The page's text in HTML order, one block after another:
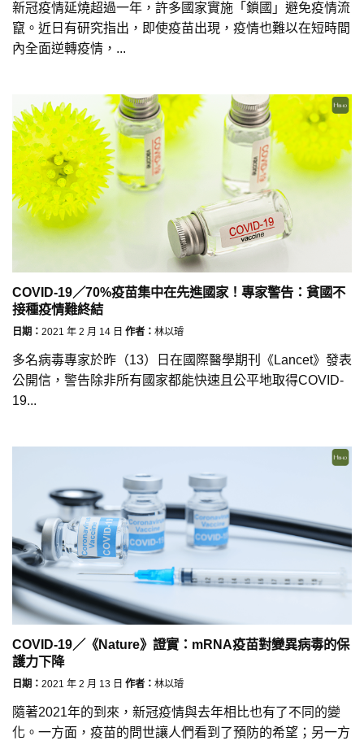
新冠疫情延燒超過一年，許多國家實施「鎖國」避免疫情流
竄。近日有研究指出，即使疫苗出現，疫情也難以在短時間
內全面逆轉疫情，...
COVID-19／70%疫苗集中在先進國家！專家警告：貧國不
接種疫情難終結
日期： 2021 年 2 月 14 日 作者： 林以璿
多名病毒專家於昨（13）日在國際醫學期刊《Lancet》發表
公開信，警告除非所有國家都能快速且公平地取得COVID-
19...
COVID-19／《Nature》證實：mRNA疫苗對變異病毒的保
護力下降
日期： 2021 年 2 月 13 日 作者： 林以璿
隨著2021年的到來，新冠疫情與去年相比也有了不同的變
化。一方面，疫苗的問世讓人們看到了預防的希望；另一方